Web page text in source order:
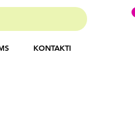
KONTAKTI